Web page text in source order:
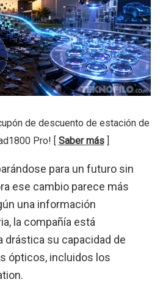
de descuento de estación de
Pro! [ Saber más]
para un futuro sin
ese cambio parece más
una información
la compañía está
drástica su capacidad de
ópticos, incluidos los